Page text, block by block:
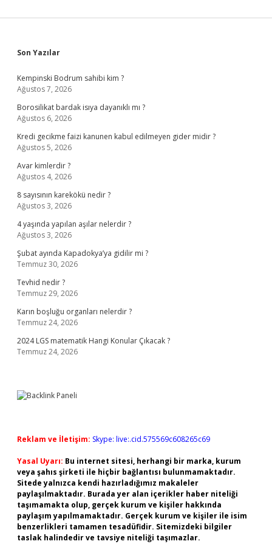
Sidebar
Son Yazılar
Kempinski Bodrum sahibi kim ?
Ağustos 7, 2026
Borosilikat bardak isıya dayanıklı mı ?
Ağustos 6, 2026
Kredi gecikme faizi kanunen kabul edilmeyen gider midir ?
Ağustos 5, 2026
Avar kimlerdir ?
Ağustos 4, 2026
8 sayısının karekökü nedir ?
Ağustos 3, 2026
4 yaşında yapılan aşılar nelerdir ?
Ağustos 3, 2026
Şubat ayında Kapadokya’ya gidilir mi ?
Temmuz 30, 2026
Tevhid nedir ?
Temmuz 29, 2026
Karın boşluğu organları nelerdir ?
Temmuz 24, 2026
2024 LGS matematik Hangi Konular Çıkacak ?
Temmuz 24, 2026
Reklam ve İletişim: Skype: live:.cid.575569c608265c69
Yasal Uyarı: Bu internet sitesi, herhangi bir marka, kurum
veya şahıs şirketi ile hiçbir bağlantısı bulunmamaktadır.
Sitede yalnızca kendi hazırladığımız makaleler
paylaşılmaktadır. Burada yer alan içerikler haber niteliği
taşımamakta olup, gerçek kurum ve kişiler hakkında
paylaşım yapılmamaktadır. Gerçek kurum ve kişiler ile isim
benzerlikleri tamamen tesadüfidir. Sitemizdeki bilgiler
taslak halindedir ve tavsiye niteliği taşımazlar.